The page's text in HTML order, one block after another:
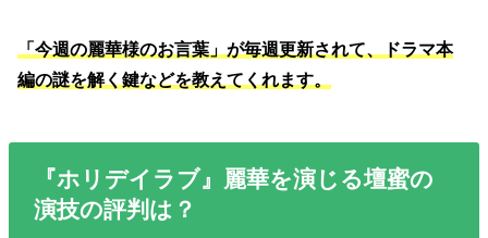
「今週の麗華様のお言葉」が毎週更新されて、ドラマ本
編の謎を解く鍵などを教えてくれます。
『ホリデイラブ』麗華を演じる壇蜜の
演技の評判は？